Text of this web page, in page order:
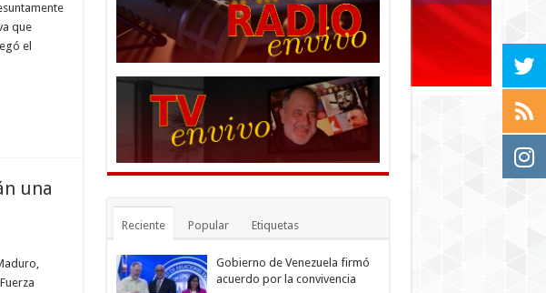
que
el
una
Reciente Popular Etiquetas
Gobierno de Venezuela firmó
acuerdo por la convivencia